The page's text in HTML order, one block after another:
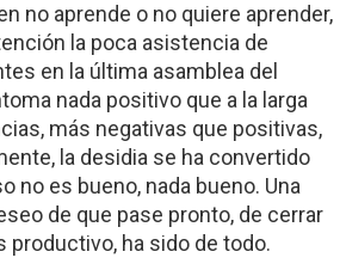
no aprende o no quiere aprender,
la poca asistencia de
en la última asamblea del
nada positivo que a la larga
más negativas que positivas,
la desidia se ha convertido
no es bueno, nada bueno. Una
de que pase pronto, de cerrar
productivo, ha sido de todo.